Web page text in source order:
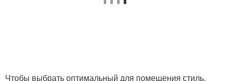
Чтобы выбрать оптимальный для помещения стиль,